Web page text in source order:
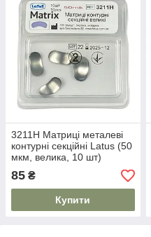
3211H Матриці металеві
контурні секційні Latus (50
мкм, велика, 10 шт)
85 ₴
Купити